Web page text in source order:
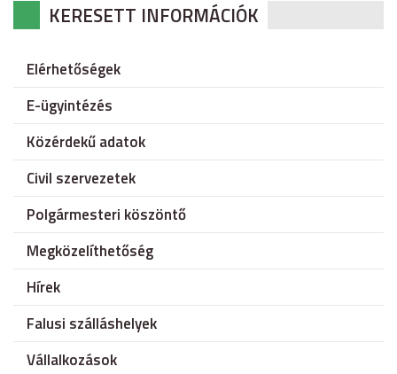
KERESETT INFORMÁCIÓK
Elérhetőségek
E-ügyintézés
Közérdekű adatok
Civil szervezetek
Polgármesteri köszöntő
Megközelíthetőség
Hírek
Falusi szálláshelyek
Vállalkozások